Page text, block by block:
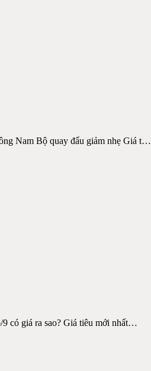
Nam Bộ quay đẩu giảm nhẹ Giá t…
có giá ra sao? Giá tiêu mới nhất…